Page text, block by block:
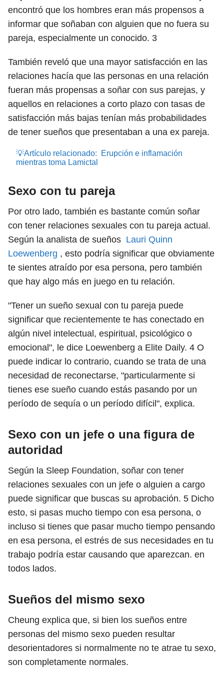
encontró que los hombres eran más propensos a
informar que soñaban con alguien que no fuera su
pareja, especialmente un conocido. 3
También reveló que una mayor satisfacción en las
relaciones hacía que las personas en una relación
fueran más propensas a soñar con sus parejas, y
aquellos en relaciones a corto plazo con tasas de
satisfacción más bajas tenían más probabilidades
de tener sueños que presentaban a una ex pareja.
💡Artículo relacionado:
Erupción e inflamación
mientras toma Lamictal
Sexo con tu pareja
Por otro lado, también es bastante común soñar
con tener relaciones sexuales con tu pareja actual.
Según la analista de sueños Lauri Quinn
Loewenberg , esto podría significar que obviamente
te sientes atraído por esa persona, pero también
que hay algo más en juego en tu relación.
"Tener un sueño sexual con tu pareja puede
significar que recientemente te has conectado en
algún nivel intelectual, espiritual, psicológico o
emocional", le dice Loewenberg a Elite Daily. 4 O
puede indicar lo contrario, cuando se trata de una
necesidad de reconectarse, "particularmente si
tienes ese sueño cuando estás pasando por un
período de sequía o un período difícil", explica.
Sexo con un jefe o una figura de
autoridad
Según la Sleep Foundation, soñar con tener
relaciones sexuales con un jefe o alguien a cargo
puede significar que buscas su aprobación. 5 Dicho
esto, si pasas mucho tiempo con esa persona, o
incluso si tienes que pasar mucho tiempo pensando
en esa persona, el estrés de sus necesidades en tu
trabajo podría estar causando que aparezcan. en
todos lados.
Sueños del mismo sexo
Cheung explica que, si bien los sueños entre
personas del mismo sexo pueden resultar
desorientadores si normalmente no te atrae tu sexo,
son completamente normales.